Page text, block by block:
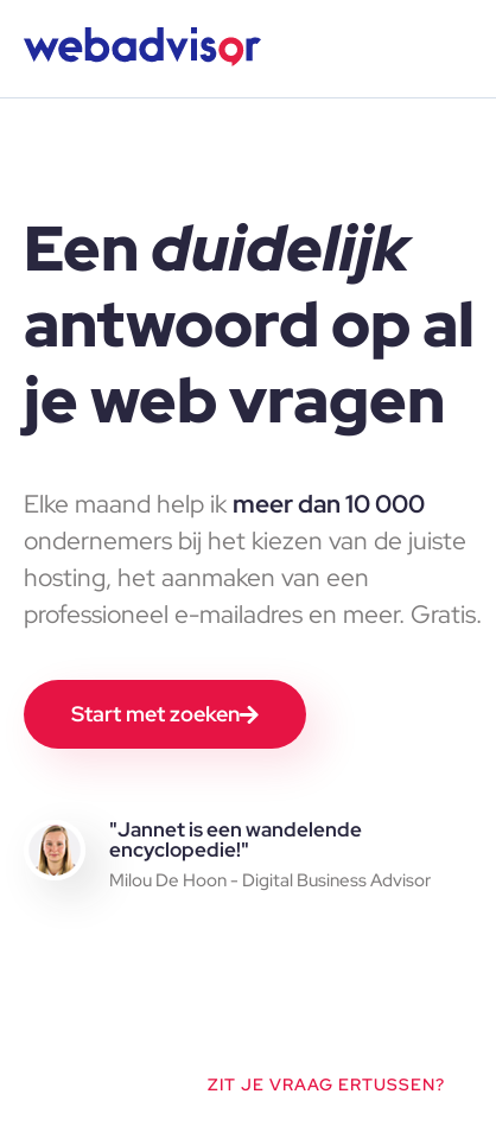
Eenduidelijk
antwoord op al
je web vragen
Elke maand help ik meer dan 10 000
ondernemers bij het kiezen van de juiste
hosting, het aanmaken van een
professioneel e-mailadres en meer. Gratis.
Start met zoeken
"Jannet is een wandelende
encyclopedie!"
Milou De Hoon - Digital Business Advisor
ZIT JE VRAAG ERTUSSEN?